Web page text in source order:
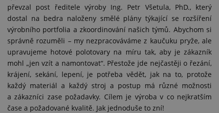
převzal post ředitele výroby Ing. Petr Všetula, PhD., který
dostal na bedra naloženy smělé plány týkající se rozšíření
výrobního portfolia a zkoordinování našich týmů. Abychom si
správně rozuměli – my nezpracováváme z kaučuku pryže, ale
upravujeme hotové polotovary na míru tak, aby je zákazník
mohl „jen vzít a namontovat“. Přestože jde nejčastěji o řezání,
krájení, sekání, lepení, je potřeba vědět, jak na to, protože
každý materiál a každý stroj a postup má různé možnosti
a zákazníci zase požadavky. Cílem je výroba v co nejkratším
čase a požadované kvalitě. Jak jednoduše to zní!